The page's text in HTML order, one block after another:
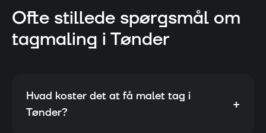
Ofte stillede spørgsmål om
tagmaling i Tønder
Hvad koster det at få malet tag i
Tønder?
+